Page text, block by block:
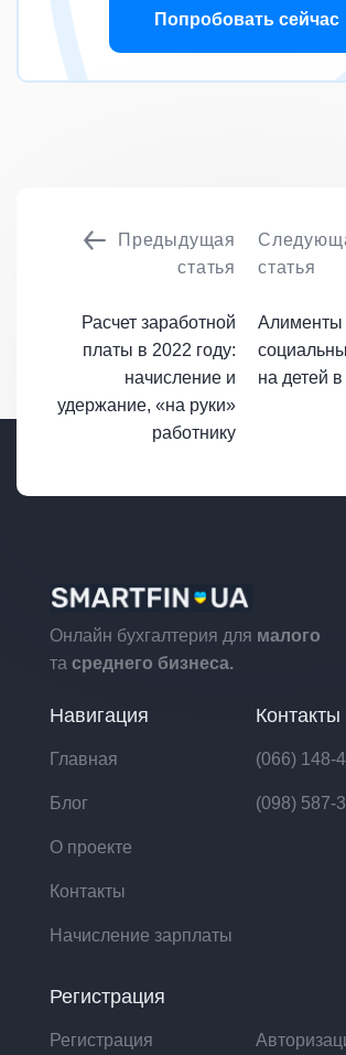
Попробовать сейчас
Предыдущая
статья
Расчет заработной
платы в 2022 году:
начисление и
удержание, «на руки»
работнику
статья
Алименты
на детей
Онлайн бухгалтерия для малого
та среднего бизнеса.
Навигация
Главная
Блог
О проекте
Контакты
Начисление зарплаты
Контакты
(066) 148-
(098) 587-
Регистрация
Регистрация